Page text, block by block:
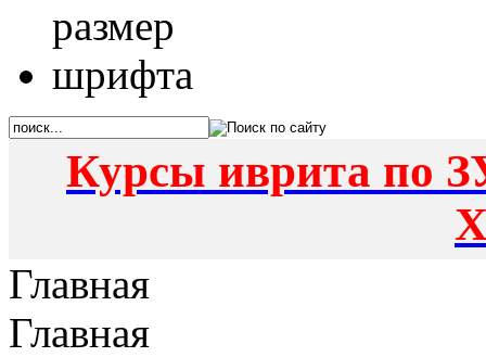
Курсы иврита по
Главная
Главная